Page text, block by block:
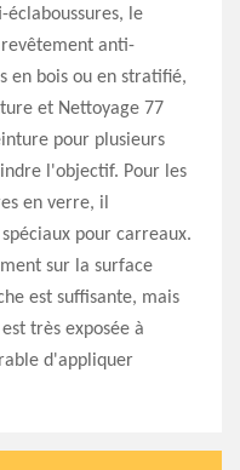
éclaboussures, le
anti-
en bois ou en stratifié,
et Nettoyage 77
pour plusieurs
l'objectif. Pour les
en verre, il
pour carreaux.
sur la surface
est suffisante, mais
très exposée à
d'appliquer